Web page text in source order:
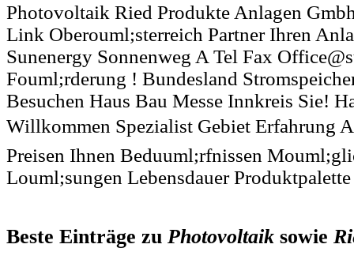
Photovoltaik Ried Produkte Anlagen
Link Oberouml;sterreich Partner Ihren
Sunenergy Sonnenweg A Tel Fax
Fouml;rderung ! Bundesland
Besuchen Haus Bau Messe Innkreis Sie!
Willkommen Spezialist Gebiet Erfahrung
Preisen Ihnen Beduuml;rfnissen
Louml;sungen Lebensdauer Produktpalette
Beste Einträge zu Photovoltaik sowie